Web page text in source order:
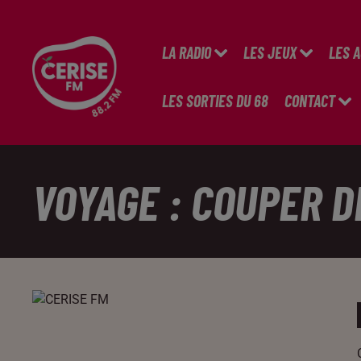
LA RADIO LES JEUX LES
LES SORTIES DU 68 CONTACT
VOYAGE : COUPER